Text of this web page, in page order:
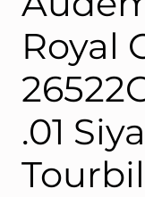
Royal
.01